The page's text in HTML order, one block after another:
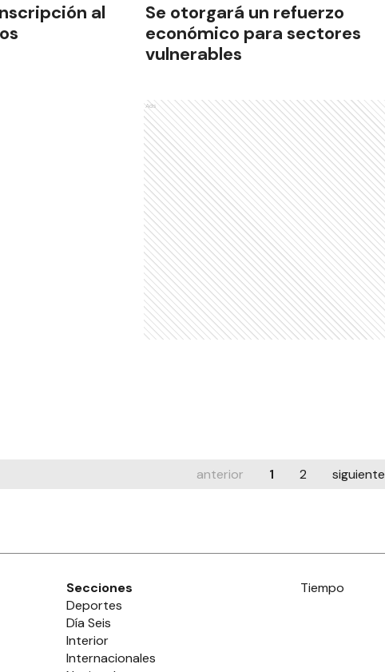
al
Se otorgará un refuerzo
económico para sectores
vulnerables
Ads
anterior 1 2 siguiente
Secciones
Deportes
Día Seis
Interior
Internacionales
Tiempo